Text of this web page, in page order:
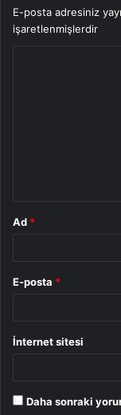
E-posta adresiniz
işaretlenmişlerdir
Ad *
E-posta *
İnternet sitesi
Daha sonraki